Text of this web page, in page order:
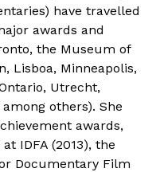
have travelled
awards and
the Museum of
Lisboa, Minneapolis,
Utrecht,
others). She
awards,
IDFA (2013), the
Documentary Film